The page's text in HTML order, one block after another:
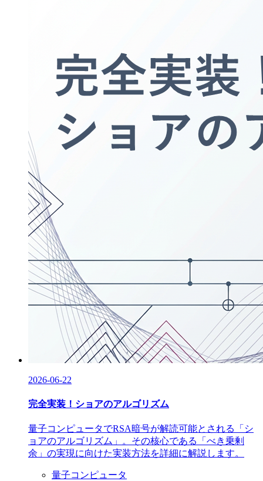
2026-06-22
完全実装！ショアのアルゴリズム
量子コンピュータでRSA暗号が解読可能とされる「シ
ョアのアルゴリズム」。その核心である「べき乗剰
余」の実現に向けた実装方法を詳細に解説します。
量子コンピュータ